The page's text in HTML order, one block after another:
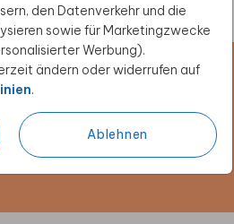
den Datenverkehr und die
sowie für Marketingzwecke
Werbung).
ändern oder widerrufen auf
.
Ablehnen